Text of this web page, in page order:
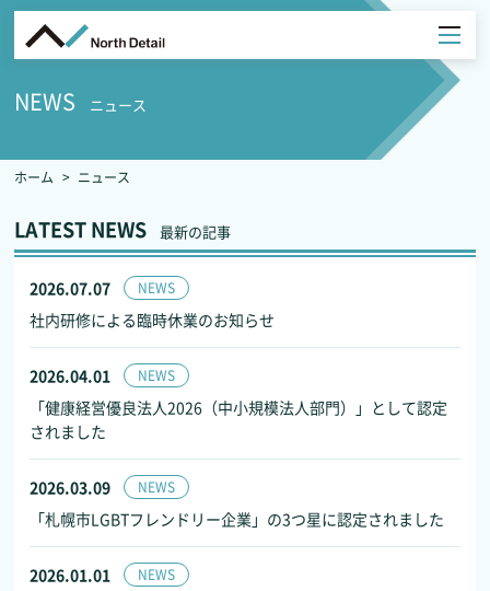
NEWS ニュース
ホーム ニュース
LATEST NEWS 最新の記事
2026.07.07 NEWS
社内研修による臨時休業のお知らせ
2026.04.01 NEWS
「健康経営優良法人2026（中小規模法人部門）」として認定
されました
2026.03.09 NEWS
「札幌市LGBTフレンドリー企業」の3つ星に認定されました
2026.01.01 NEWS